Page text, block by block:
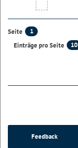
Seite
1
Einträge pro Seite
10
Feedback